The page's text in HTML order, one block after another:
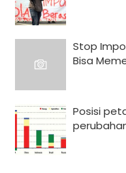
Stop
Bisa
Posisi